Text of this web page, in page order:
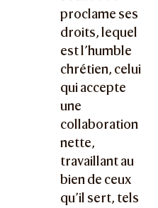
proclame ses
droits, lequel
est l’humble
chrétien, celui
qui accepte
une
collaboration
nette,
travaillant au
bien de ceux
qu’il sert, tels